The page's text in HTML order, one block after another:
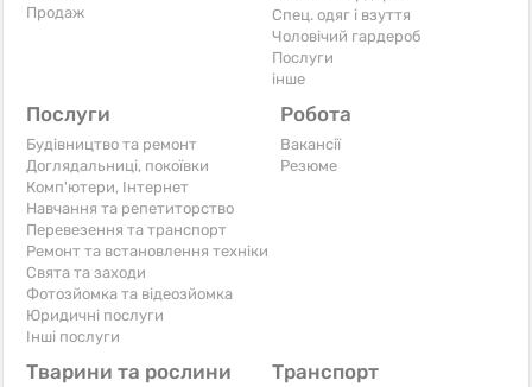
Продаж
Спец. одяг і взуття
Чоловічий гардероб
Послуги
інше
Послуги
Будівництво та ремонт
Доглядальниці, покоївки
Комп'ютери, Інтернет
Навчання та репетиторство
Перевезення та транспорт
Ремонт та встановлення техніки
Свята та заходи
Фотозйомка та відеозйомка
Юридичні послуги
Інші послуги
Робота
Вакансії
Резюме
Тварини та рослини Транспорт